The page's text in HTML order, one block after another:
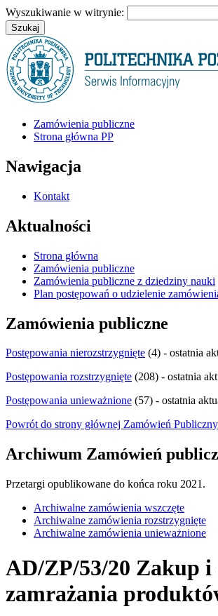
Wyszukiwanie w witrynie:
Zamówienia publiczne
Strona główna PP
Nawigacja
Kontakt
Aktualności
Strona główna
Zamówienia publiczne
Zamówienia publiczne z dziedziny nauki
Plan postępowań o udzielenie
Zamówienia publiczne
Postępowania nierozstrzygnięte (4) - ostatnia
Postępowania rozstrzygnięte (208) - ostatnia
Postępowania unieważnione (57) - ostatnia
Powrót do strony głównej Zamówień
Archiwum Zamówień
Przetargi opublikowane do końca roku 2021.
Archiwalne zamówienia wszczęte
Archiwalne zamówienia rozstrzygnięte
Archiwalne zamówienia unieważnione
AD/ZP/53/20 Zakup i
zamrażania